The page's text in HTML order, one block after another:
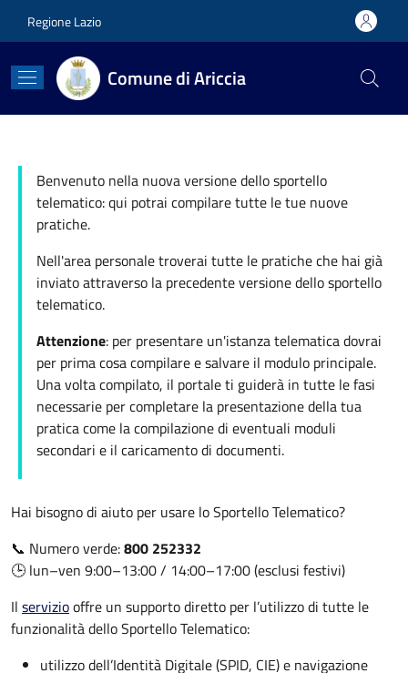
Regione Lazio
Comune di Ariccia
Benvenuto nella nuova versione dello sportello
telematico: qui potrai compilare tutte le tue nuove
pratiche.
Nell'area personale troverai tutte le pratiche che hai già
inviato attraverso la precedente versione dello sportello
telematico.
Attenzione: per presentare un'istanza telematica dovrai
per prima cosa compilare e salvare il modulo principale.
Una volta compilato, il portale ti guiderà in tutte le fasi
necessarie per completare la presentazione della tua
pratica come la compilazione di eventuali moduli
secondari e il caricamento di documenti.
Hai bisogno di aiuto per usare lo Sportello Telematico?
📞 Numero verde:800 252332
🕒 lun–ven 9:00–13:00 / 14:00–17:00 (esclusi festivi)
Il serviziooffre un supporto diretto per l’utilizzo di tutte le
funzionalità dello Sportello Telematico:
utilizzo dell’Identità Digitale (SPID, CIE) e navigazione